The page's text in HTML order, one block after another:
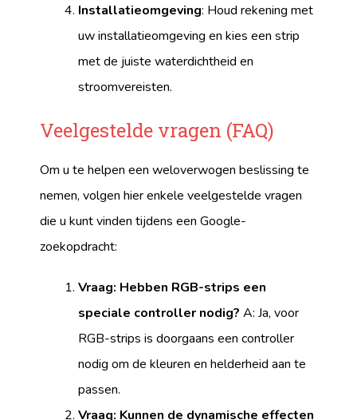
Installatieomgeving: Houd rekening met
uw installatieomgeving en kies een strip
met de juiste waterdichtheid en
stroomvereisten.
Veelgestelde vragen (FAQ)
Om u te helpen een weloverwogen beslissing te
nemen, volgen hier enkele veelgestelde vragen
die u kunt vinden tijdens een Google-
zoekopdracht:
Vraag: Hebben RGB-strips een
speciale controller nodig? A: Ja, voor
RGB-strips is doorgaans een controller
nodig om de kleuren en helderheid aan te
passen.
Vraag: Kunnen de dynamische effecten